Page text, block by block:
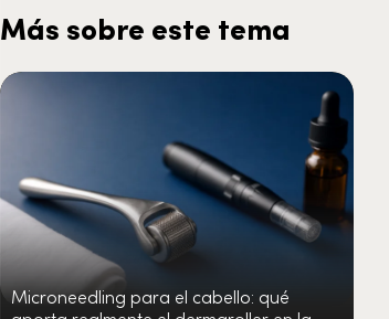
Más sobre este tema
Microneedling para el cabello: qué